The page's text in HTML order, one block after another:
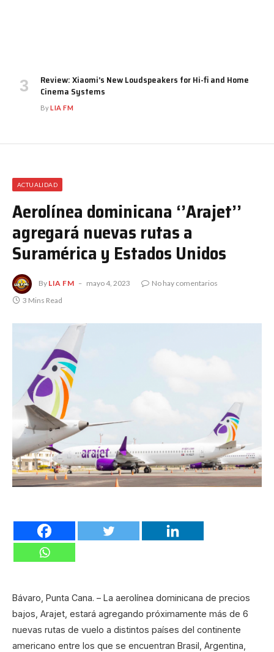
Review: Xiaomi’s New Loudspeakers for Hi-fi and Home
Cinema Systems
ByLIA FM
ACTUALIDAD
Aerolínea dominicana ‘’Arajet’’
agregará nuevas rutas a
Suramérica y Estados Unidos
By LIA FM mayo 4, 2023
No hay comentarios
3 Mins Read
Bávaro, Punta Cana. – La aerolínea dominicana de precios
bajos, Arajet, estará agregando próximamente más de 6
nuevas rutas de vuelo a distintos países del continente
americano entre los que se encuentran Brasil, Argentina,